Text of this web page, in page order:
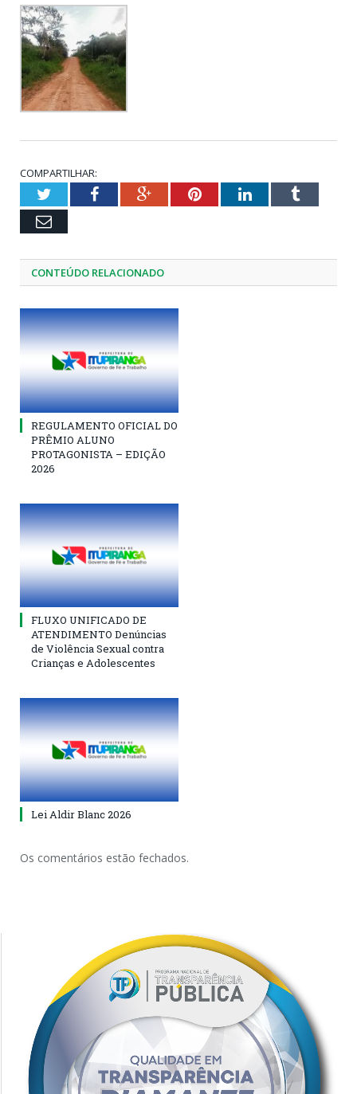
COMPARTILHAR:
TwitterFacebookGoogle+PinterestLinkedInTumblr
Email
CONTEÚDO RELACIONADO
REGULAMENTO OFICIAL DO
PRÊMIO ALUNO
PROTAGONISTA – EDIÇÃO
2026
FLUXO UNIFICADO DE
ATENDIMENTO Denúncias
de Violência Sexual contra
Crianças e Adolescentes
Lei Aldir Blanc 2026
Os comentários estão fechados.